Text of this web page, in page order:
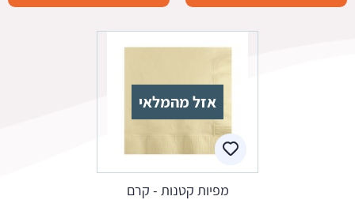
אזל מהמלאי
מפיות קטנות - קרם